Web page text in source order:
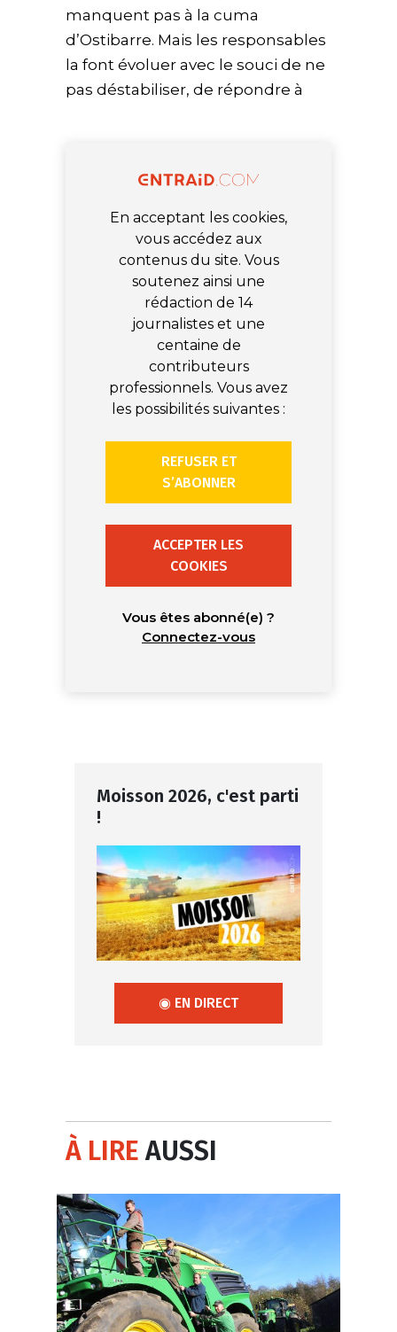
manquent pas à la cuma
d’Ostibarre. Mais les responsables
la font évoluer avec le souci de ne
pas déstabiliser, de répondre à
En acceptant les cookies,
vous accédez aux
contenus du site. Vous
soutenez ainsi une
rédaction de 14
journalistes et une
centaine de
contributeurs
professionnels. Vous avez
les possibilités suivantes :
REFUSER ET
S’ABONNER
ACCEPTER LES
COOKIES
Vous êtes abonné(e) ?
Connectez-vous
Moisson 2026, c'est parti
!
◉ EN DIRECT
À LIREAUSSI